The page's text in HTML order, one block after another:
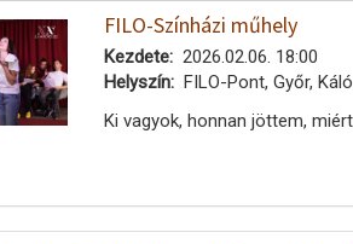
FILO-Színházi műhely
Kezdete
2026.02.06. 18:00
Helyszín
FILO-Pont, Győr,
Ki vagyok, honnan jöttem,